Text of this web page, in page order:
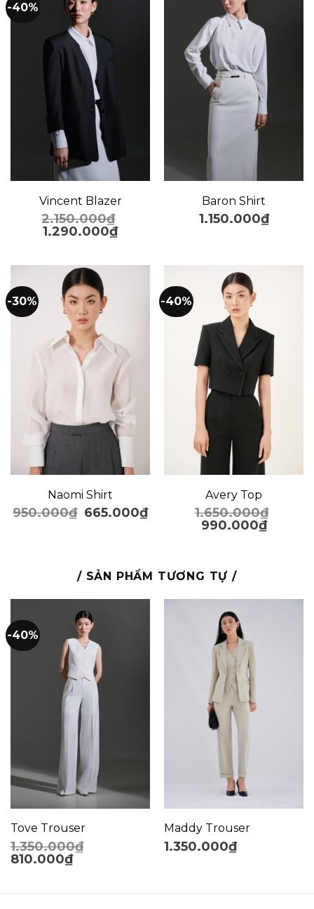
-40%
Vincent Blazer
2.150.000₫
1.290.000₫
Baron Shirt
1.150.000₫
-30%
Naomi Shirt
950.000₫ 665.000₫
-40%
Avery Top
1.650.000₫
990.000₫
/ SẢN PHẨM TƯƠNG TỰ /
-40%
Tove Trouser
1.350.000₫
810.000₫
Maddy Trouser
1.350.000₫